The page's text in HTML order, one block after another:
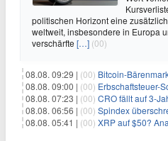
politischen Horizont eine
weltweit, insbesondere in Europa
verschärfte […] (00)
08.08. 09:29 | (00) Bitcoin-Bärenmarkt vorbei? Top-
08.08. 09:00 | (00) Erbschaftsteuer-Schock:
08.08. 07:23 | (00) CRO fällt auf 3-Jahres-Tief,
08.08. 06:56 | (00) Spindex überschreitet 150
08.08. 05:41 | (00) XRP auf $50?